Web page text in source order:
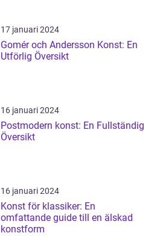
17 januari 2024
Gomér och Andersson Konst: En
Utförlig Översikt
16 januari 2024
Postmodern konst: En Fullständig
Översikt
16 januari 2024
Konst för klassiker: En
omfattande guide till en älskad
konstform